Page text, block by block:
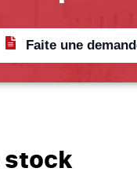
Faite une
stock